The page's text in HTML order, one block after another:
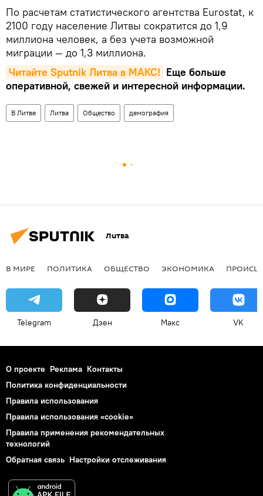
По расчетам статистического агентства Eurostat, к
2100 году население Литвы сократится до 1,9
миллиона человек, а без учета возможной
миграции — до 1,3 миллиона.
Читайте Sputnik Литва в MAКС! Еще больше
оперативной, свежей и интересной информации.
В Литве Литва Общество демография
Литва
В МИРЕ ПОЛИТИКА ОБЩЕСТВО ЭКОНОМИКА
Telegram Дзен Макс VK
О проекте Реклама Контакты
Политика конфиденциальности
Правила использования
Правила использования «cookie»
Правила применения рекомендательных
технологий
Обратная связь Настройки отслеживания